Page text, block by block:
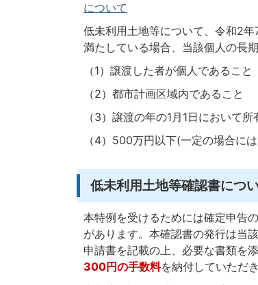
について
低未利用土地等について、令和2
満たしている場合、当該個人の長
（1）譲渡した者が個人であること
（2）都市計画区域内であること
（3）譲渡の年の1月1日において
（4）500万円以下(一定の場合に
低未利用土地等確認書につ
本特例を受けるためには確定申告
があります。本確認書の発行は当
申請書を記載の上、必要な書類を
300円の手数料を納付していただき